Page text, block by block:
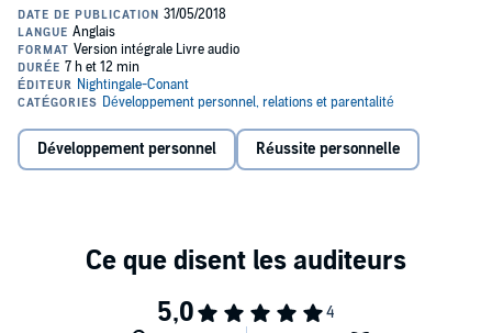
powerful tool for change.
thoughts turn into real achievements in less time than you could
ever imagine!
©2018 Nightingale-Conant (P)2018 Nightingale-Conant
Développement personnel Réussite personnelle